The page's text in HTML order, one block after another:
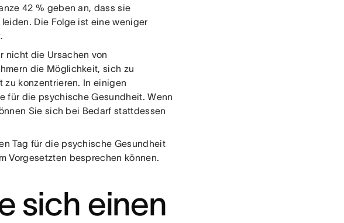
42 % geben an, dass sie
Die Folge ist eine weniger
nicht die Ursachen von
die Möglichkeit, sich zu
konzentrieren. In einigen
für die psychische Gesundheit. Wenn
Sie sich bei Bedarf stattdessen
Tag für die psychische Gesundheit
Vorgesetzten besprechen können.
sich einen